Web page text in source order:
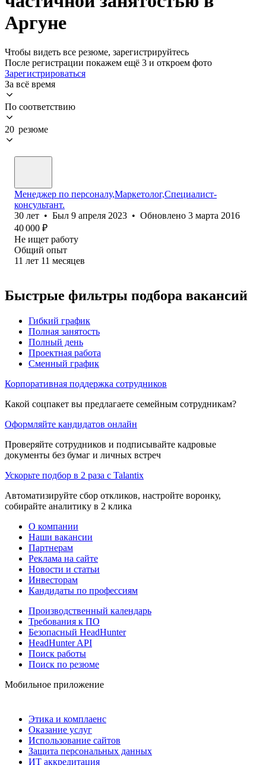
Аргуне
Чтобы видеть все резюме, зарегистрируйтесь
После регистрации покажем ещё 3 и откроем фото
Зарегистрироваться
За всё время
По соответствию
20 резюме
Менеджер по персоналу,Маркетолог,Специалист-
консультант.
30 лет • Был 9 апреля 2023 • Обновлено 3 марта 2016
40 000 ₽
Не ищет работу
Общий опыт
11 лет 11 месяцев
Быстрые фильтры подбора вакансий
Гибкий график
Полная занятость
Полный день
Проектная работа
Сменный график
Корпоративная поддержка сотрудников
Какой соцпакет вы предлагаете семейным сотрудникам?
Оформляйте кандидатов онлайн
Проверяйте сотрудников и подписывайте кадровые
документы без бумаг и личных встреч
Ускорьте подбор в 2 раза с Talantix
Автоматизируйте сбор откликов, настройте воронку,
собирайте аналитику в 2 клика
О компании
Наши вакансии
Партнерам
Реклама на сайте
Новости и статьи
Инвесторам
Кандидаты по профессиям
Производственный календарь
Требования к ПО
Безопасный HeadHunter
HeadHunter API
Поиск работы
Поиск по резюме
Мобильное приложение
Этика и комплаенс
Оказание услуг
Использование сайтов
Защита персональных данных
ИТ аккредитация